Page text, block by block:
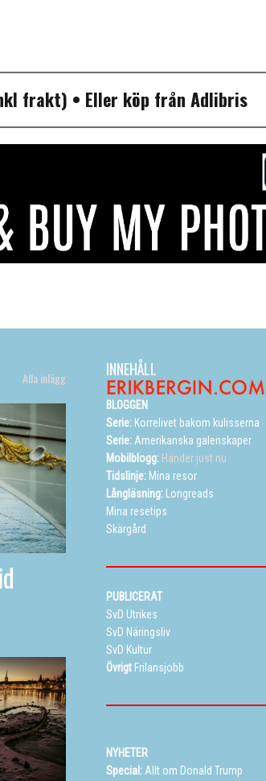
frakt) • Eller köp från Adlibris
Alla inlägg INNEHÅLL
BLOGGEN
Serie: Korrelivet bakom kulisserna
Serie: Amerikanska galenskaper
Mobilblogg: Händer just nu
Tidslinje: Mina resor
Långläsning:
Longreads
Mina resetips
Skärgård
PUBLICERAT
SvD Utrikes
SvD Näringsliv
SvD Kultur
Övrigt Frilansjobb
NYHETER
Special: Allt om Donald Trump